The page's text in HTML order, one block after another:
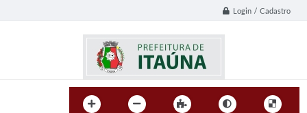
Login / Cadastro